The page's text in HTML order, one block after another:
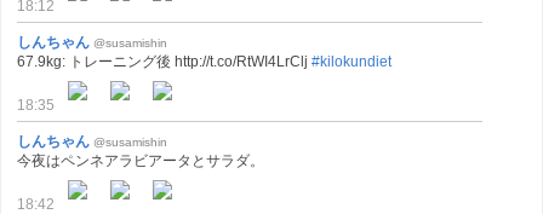
18:12
しんちゃん @susamishin
67.9kg: トレーニング後 http://t.co/RtWI4LrClj #kilokundiet
18:35
しんちゃん @susamishin
今夜はペンネアラビアータとサラダ。
18:42